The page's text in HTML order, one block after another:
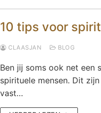
10 tips voor
CLAASJAN BLOG
Ben jij soms ook net een
spirituele mensen. Dit
vast…